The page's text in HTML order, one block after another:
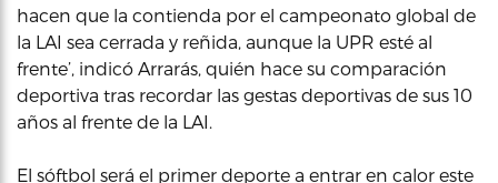
hacen que la contienda por el campeonato global de
la LAI sea cerrada y reñida, aunque la UPR esté al
frente’, indicó Arrarás, quién hace su comparación
deportiva tras recordar las gestas deportivas de sus 10
años al frente de la LAI.
El sóftbol será el primer deporte a entrar en calor este